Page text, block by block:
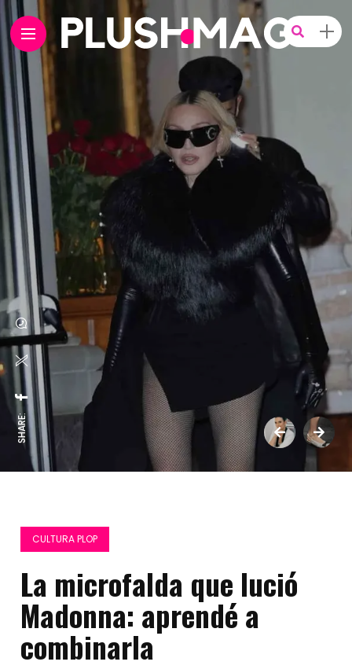
SHARE:
CULTURA PLOP
La microfalda que lució
Madonna: aprendé a
combinarla